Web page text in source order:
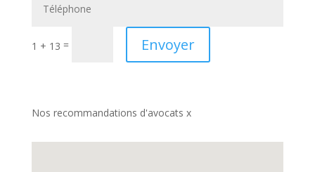
1 + 13 = Envoyer
Nos recommandations d'avocats x